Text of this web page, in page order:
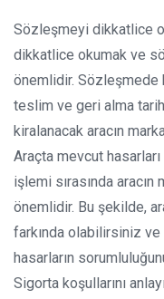
Sözleşmeyi dikkatlice
dikkatlice okumak ve
önemlidir. Sözleşmede
teslim ve geri alma
kiralanacak aracın
Araçta mevcut
işlemi sırasında
önemlidir. Bu şekilde,
farkında olabilirsiniz
hasarların
Sigorta koşullarını